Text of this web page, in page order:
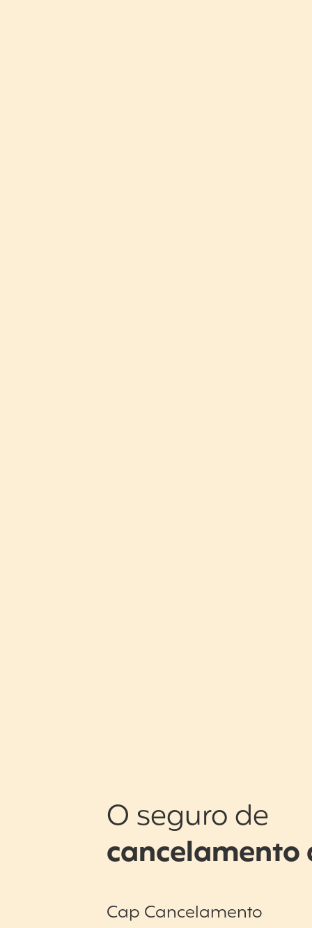
Cap Cancelamento
O seguro de
cancelamento